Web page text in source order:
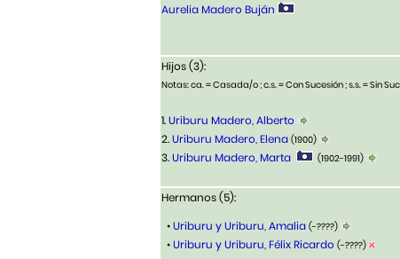
Aurelia Madero Buján
Hijos (3):
Notas: ca. = Casada/o ; c.s. = Con Sucesión ; s.s. = Sin
1.Uriburu Madero, Alberto
2.Uriburu Madero, Elena (1900)
3.Uriburu Madero, Marta (1902-1991)
Hermanos (5):
•Uriburu y Uriburu, Amalia (-????)
•Uriburu y Uriburu, Félix Ricardo (-????)